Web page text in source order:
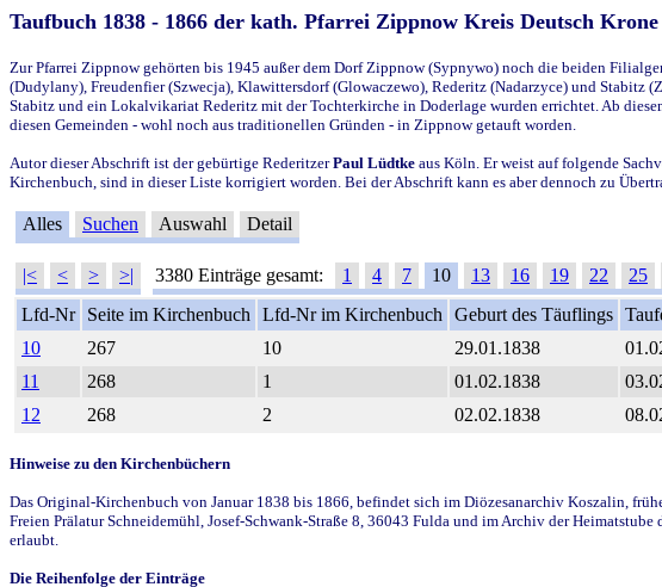
Taufbuch 1838 - 1866 der kath. Pfarrei Zippnow Kreis Deutsch Krone
Zur Pfarrei Zippnow gehörten bis 1945 außer dem Dorf Zippnow (Sypnywo) noch die beiden
(Dudylany), Freudenfier (Szwecja), Klawittersdorf (Glowaczewo), Rederitz (Nadarzyce) und
Stabitz und ein Lokalvikariat Rederitz mit der Tochterkirche in Doderlage wurden errichtet. Ab
diesen Gemeinden - wohl noch aus traditionellen Gründen - in Zippnow getauft worden.
Autor dieser Abschrift ist der gebürtige RederitzerPaul Lüdtke aus Köln. Er weist auf folgende
Kirchenbuch, sind in dieser Liste korrigiert worden. Bei der Abschrift kann es aber dennoch zu
Alles Suchen Auswahl Detail
|< < > >| 3380 Einträge gesamt: 1 4 7 10 13 16 19 22 25
Lfd-Nr
Seite im Kirchenbuch Lfd-Nr im Kirchenbuch Geburt des Täuflings
10
267 10 29.01.1838
11
268 1 01.02.1838
12
268 2 02.02.1838
Hinweise zu den Kirchenbüchern
Das Original-Kirchenbuch von Januar 1838 bis 1866, befindet sich im Diözesanarchiv Koszalin,
Freien Prälatur Schneidemühl, Josef-Schwank-Straße 8, 36043 Fulda und im Archiv der
erlaubt.
Die Reihenfolge der Einträge